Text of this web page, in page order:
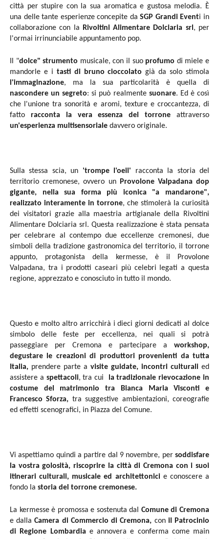
città per stupire con la sua aromatica e gustosa melodia. È
una delle tante esperienze concepite daSGP Grandi Eventi in
collaborazione con la
Rivoltini Alimentare Dolciaria srl , per
l'ormai irrinunciabile appuntamento pop.
Il "dolce" strumento musicale, con il suo profumo di miele e
mandorle e i tasti di bruno cioccolato già da solo stimola
l'immaginazione, ma la sua particolarità è quella di
nascondere un segreto: si può realmente suonare. Ed è così
che l'unione tra sonorità e aromi, texture e croccantezza, di
fatto racconta la vera essenza del torrone attraverso
un'esperienza multisensoriale davvero originale.
Sulla stessa scia, un 'trompe l'oeil' racconta la storia del
territorio cremonese, ovvero un
Provolone Valpadana dop
gigante, nella sua forma più iconica "a mandarone",
realizzato interamente in torrone, che stimolerà la curiosità
dei visitatori grazie alla maestria artigianale della Rivoltini
Alimentare Dolciaria srl. Questa realizzazione è stata pensata
per celebrare al contempo due eccellenze cremonesi, due
simboli della tradizione gastronomica del territorio, il torrone
appunto, protagonista della kermesse, è il Provolone
Valpadana, tra i prodotti caseari più celebri legati a questa
regione, apprezzato e conosciuto in tutto il mondo.
Questo e molto altro arricchirà i dieci giorni dedicati al dolce
simbolo delle feste per eccellenza, nei quali si potrà
passeggiare per Cremona e partecipare a workshop,
degustare le creazioni di produttori provenienti da tutta
Italia, prendere parte a visite guidate, incontri culturali ed
assistere a spettacoli, tra cui
la tradizionale rievocazione in
costume del matrimonio tra Bianca Maria Visconti e
Francesco Sforza, tra suggestive ambientazioni, coreografie
ed effetti scenografici, in Piazza del Comune.
Vi aspettiamo quindi a partire dal 9 novembre, per soddisfare
la vostra golosità, riscoprire la città di Cremona con i suoi
itinerari culturali, musicale ed architettonicie conoscere a
fondo la storia del torrone cremonese.
La kermesse è promossa e sostenuta dal Comune di Cremona
e dallaCamera di Commercio di Cremona, con il Patrocinio
di Regione Lombardia e annovera e conferma come main